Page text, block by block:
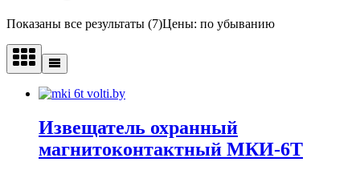
Показаны все результаты (7)Цены: по убыванию
Извещатель охранный
магнитоконтактный МКИ-6Т